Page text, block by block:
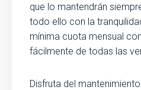
que lo mantendrán
todo ello con la
mínima cuota mensual
fácilmente de todas las
Disfruta del